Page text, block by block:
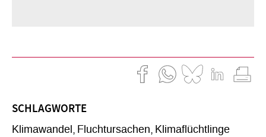
SCHLAGWORTE
Klimawandel Fluchtursachen Klimaflüchtlinge